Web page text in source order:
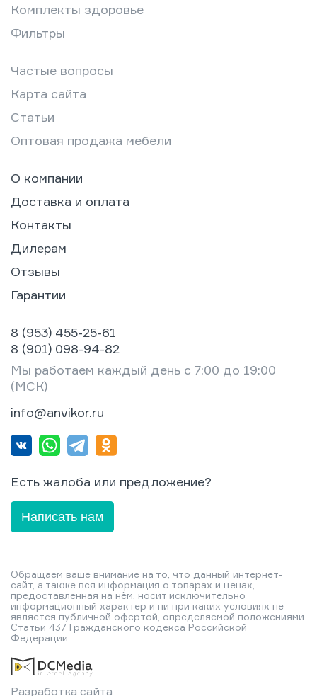
Комплекты здоровье
Фильтры
Частые вопросы
Карта сайта
Статьи
Оптовая продажа мебели
О компании
Доставка и оплата
Контакты
Дилерам
Отзывы
Гарантии
8 (953) 455-25-61
8 (901) 098-94-82
Мы работаем каждый день с 7:00 до 19:00
(МСК)
info@anvikor.ru
Есть жалоба или предложение?
Написать нам
Обращаем ваше внимание на то, что данный интернет-
сайт, а также вся информация о товарах и ценах,
предоставленная на нём, носит исключительно
информационный характер и ни при каких условиях не
является публичной офертой, определяемой положениями
Статьи 437 Гражданского кодекса Российской
Федерации.
Разработка сайта